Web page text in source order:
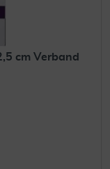
cm Verband